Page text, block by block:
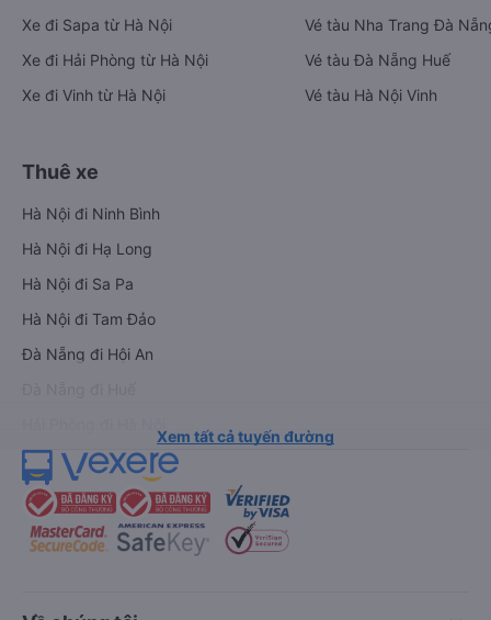
Xe đi Sapa từ Hà Nội
Xe đi Hải Phòng từ Hà Nội
Xe đi Vinh từ Hà Nội
Vé tàu Nha Trang Đà
Vé tàu Đà Nẵng Huế
Vé tàu Hà Nội Vinh
Thuê xe
Hà Nội đi Ninh Bình
Hà Nội đi Hạ Long
Hà Nội đi Sa Pa
Hà Nội đi Tam Đảo
Đà Nẵng đi Hội An
Xem tất cả tuyến đường